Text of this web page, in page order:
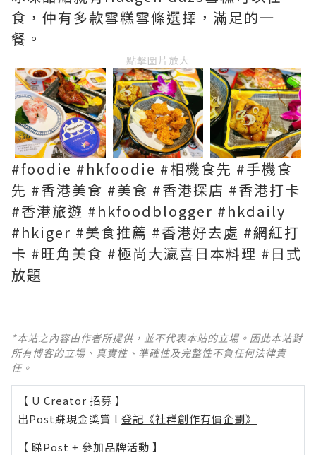
食，仲有多款雪糕雪條選擇，滿足的一
餐。
點擊圖片放大
#foodie #hkfoodie #相機食先 #手機食
先 #香港美食 #美食 #香港探店 #香港打卡
#香港旅遊 #hkfoodblogger #hkdaily
#hkiger #美食推薦 #香港好去處 #網紅打
卡 #旺角美食 #極尚大瀛喜日本料理 #日式
放題
*本站之內容由作者所提供，並不代表本站的立場。因此本站對
所有博客的立場、真實性、準確性及完整性不負任何法律責
任。
【 U Creator 招募 】
出Post賺現金獎賞 l 登記《社群創作有價企劃》
【 睇Post + 參加品牌活動 】